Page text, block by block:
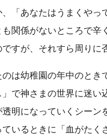
「あなたはうまくや
関係がないところで
すが、それすら周りに
は幼稚園の年中のとき
で神さまの世界に迷
明になっていくシーン
いるときに「血がたく